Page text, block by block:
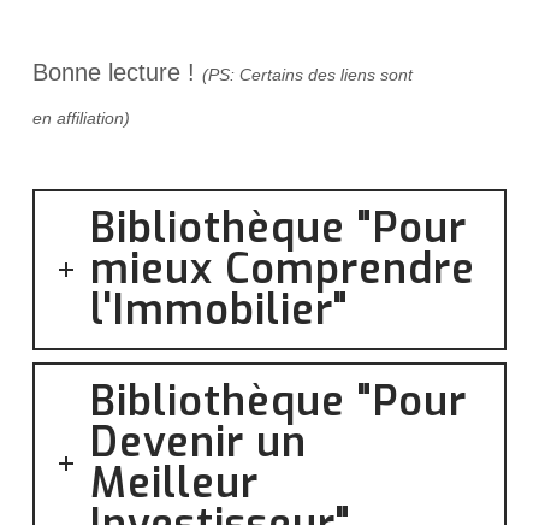
Bonne lecture ! (PS: Certains des liens sont
en affiliation)
Bibliothèque "Pour
mieux Comprendre
l'Immobilier"
Bibliothèque "Pour
Devenir un
Meilleur